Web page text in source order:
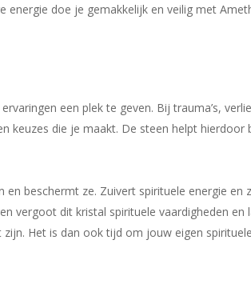
doe je gemakkelijk en veilig met
een plek te geven. Bij trauma’s,
keuzes die je maakt. De steen helpt
beschermt ze. Zuivert spirituele energie
vergoot dit kristal spirituele vaardigheden
Het is dan ook tijd om jouw eigen